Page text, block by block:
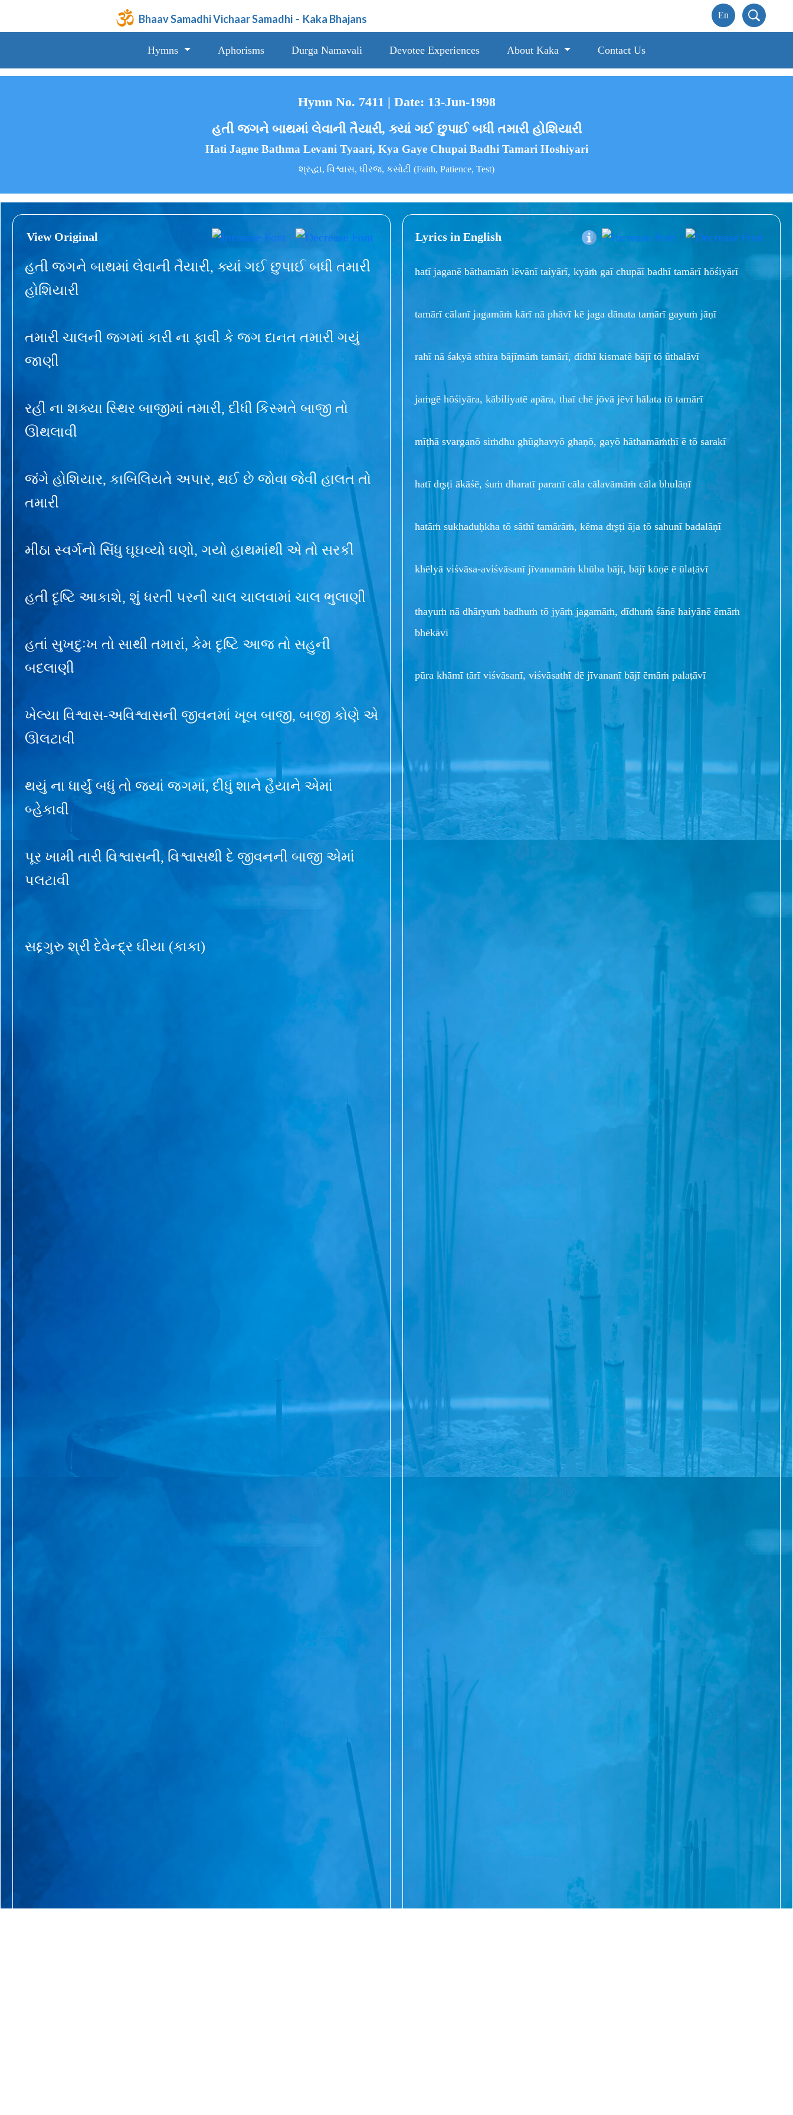
Bhaav Samadhi Vichaar Samadhi - Kaka Bhajans
Hymns Aphorisms Durga Namavali Devotee Experiences About Kaka Contact Us
Hymn No. 7411 | Date: 13-Jun-1998
હતી જગને બાથમાં લેવાની તૈયારી, ક્યાં ગઈ છુપાઈ બધી તમારી હોશિયારી
Hati Jagne Bathma Levani Tyaari, Kya Gaye Chupai Badhi Tamari Hoshiyari
શ્રદ્ધા, વિશ્વાસ, ધીરજ, કસોટી (Faith, Patience, Test)
View Original
હતી જગને બાથમાં લેવાની તૈયારી, ક્યાં ગઈ છુપાઈ બધી તમારી
હોશિયારી
તમારી ચાલની જગમાં કારી ના ફાવી કે જગ દાનત તમારી ગયું
જાણી
રહી ના શક્યા સ્થિર બાજીમાં તમારી, દીધી કિસ્મતે બાજી તો
ઊથલાવી
જંગે હોશિયાર, કાબિલિયતે અપાર, થઈ છે જોવા જેવી હાલત તો
તમારી
મીઠા સ્વર્ગનો સિંધુ ઘૂઘવ્યો ઘણો, ગયો હાથમાંથી એ તો સરકી
હતી દૃષ્ટિ આકાશે, શું ધરતી પરની ચાલ ચાલવામાં ચાલ ભુલાણી
હતાં સુખદુઃખ તો સાથી તમારાં, કેમ દૃષ્ટિ આજ તો સહુની
બદલાણી
ખેલ્યા વિશ્વાસ-અવિશ્વાસની જીવનમાં ખૂબ બાજી, બાજી કોણે એ
ઊલટાવી
થયું ના ધાર્યું બધું તો જ્યાં જગમાં, દીધું શાને હૈયાને એમાં
બ્હેકાવી
પૂર ખામી તારી વિશ્વાસની, વિશ્વાસથી દે જીવનની બાજી એમાં
પલટાવી
સદ્દગુરુ શ્રી દેવેન્દ્ર ઘીયા (કાકા)
Lyrics in English
hatī jaganē bāthamāṁ lēvānī taiyārī, kyāṁ gaī chupāī badhī tamārī hōśiyārī
tamārī cālanī jagamāṁ kārī nā phāvī kē jaga dānata tamārī gayuṁ jāṇī
rahī nā śakyā sthira bājīmāṁ tamārī, dīdhī kismatē bājī tō ūthalāvī
jaṁgē hōśiyāra, kābiliyatē apāra, thaī chē jōvā jēvī hālata tō tamārī
mīṭhā svarganō siṁdhu ghūghavyō ghaṇō, gayō hāthamāṁthī ē tō sarakī
hatī dr̥ṣṭi ākāśē, śuṁ dharatī paranī cāla cālavāmāṁ cāla bhulāṇī
hatāṁ sukhaduḥkha tō sāthī tamārāṁ, kēma dr̥ṣṭi āja tō sahunī badalāṇī
khēlyā viśvāsa-aviśvāsanī jīvanamāṁ khūba bājī, bājī kōṇē ē ūlaṭāvī
thayuṁ nā dhāryuṁ badhuṁ tō jyāṁ jagamāṁ, dīdhuṁ śānē haiyānē ēmāṁ
bhēkāvī
pūra khāmī tārī viśvāsanī, viśvāsathī dē jīvananī bājī ēmāṁ palaṭāvī